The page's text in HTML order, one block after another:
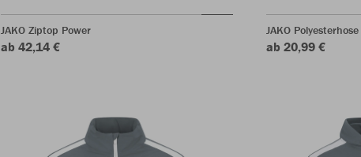
JAKO Ziptop Power
ab 42,14 €
JAKO
ab 20,99 €